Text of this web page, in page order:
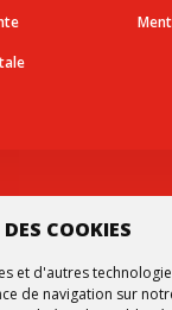
COOKIES
et d'autres
de navigation sur